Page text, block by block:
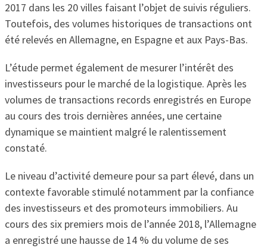
2017 dans les 20 villes faisant l’objet de suivis réguliers.
Toutefois, des volumes historiques de transactions ont
été relevés en Allemagne, en Espagne et aux Pays-Bas.
L’étude permet également de mesurer l’intérêt des
investisseurs pour le marché de la logistique. Après les
volumes de transactions records enregistrés en Europe
au cours des trois dernières années, une certaine
dynamique se maintient malgré le ralentissement
constaté.
Le niveau d’activité demeure pour sa part élevé, dans un
contexte favorable stimulé notamment par la confiance
des investisseurs et des promoteurs immobiliers. Au
cours des six premiers mois de l’année 2018, l’Allemagne
a enregistré une hausse de 14 % du volume de ses